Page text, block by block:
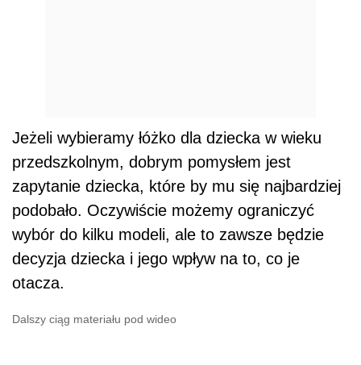
Jeżeli wybieramy łóżko dla dziecka w wieku
przedszkolnym, dobrym pomysłem jest
zapytanie dziecka, które by mu się najbardziej
podobało. Oczywiście możemy ograniczyć
wybór do kilku modeli, ale to zawsze będzie
decyzja dziecka i jego wpływ na to, co je
otacza.
Dalszy ciąg materiału pod wideo